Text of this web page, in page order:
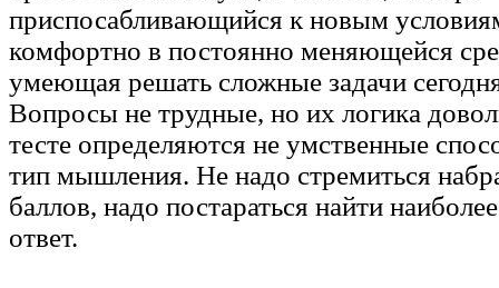
приспосабливающийся к новым
комфортно в постоянно меняющейся
умеющая решать сложные задачи
Вопросы не трудные, но их логика
тесте определяются не умственные
тип мышления. Не надо стремиться
баллов, надо постараться найти
ответ.